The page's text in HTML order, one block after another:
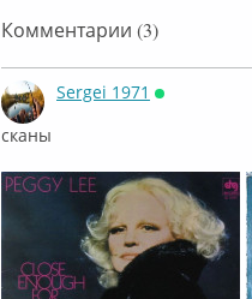
Peggy Lee – Peggy Lee
Комментарии (3)
Sergei 1971
сканы